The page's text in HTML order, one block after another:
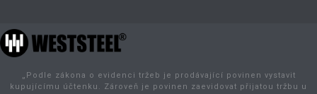
„Podle zákona o evidenci tržeb je prodávající povinen vystavit
kupujícímu účtenku. Zároveň je povinen zaevidovat přijatou tržbu u